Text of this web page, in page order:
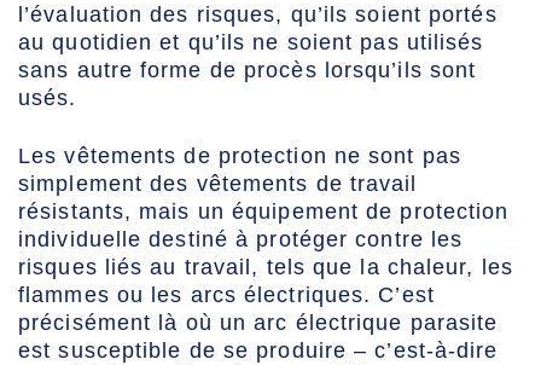
l’évaluation des risques, qu’ils soient portés
au quotidien et qu’ils ne soient pas utilisés
sans autre forme de procès lorsqu’ils sont
usés.
Les vêtements de protection ne sont pas
simplement des vêtements de travail
résistants, mais un équipement de protection
individuelle destiné à protéger contre les
risques liés au travail, tels que la chaleur, les
flammes ou les arcs électriques. C’est
précisément là où un arc électrique parasite
est susceptible de se produire – c’est-à-dire